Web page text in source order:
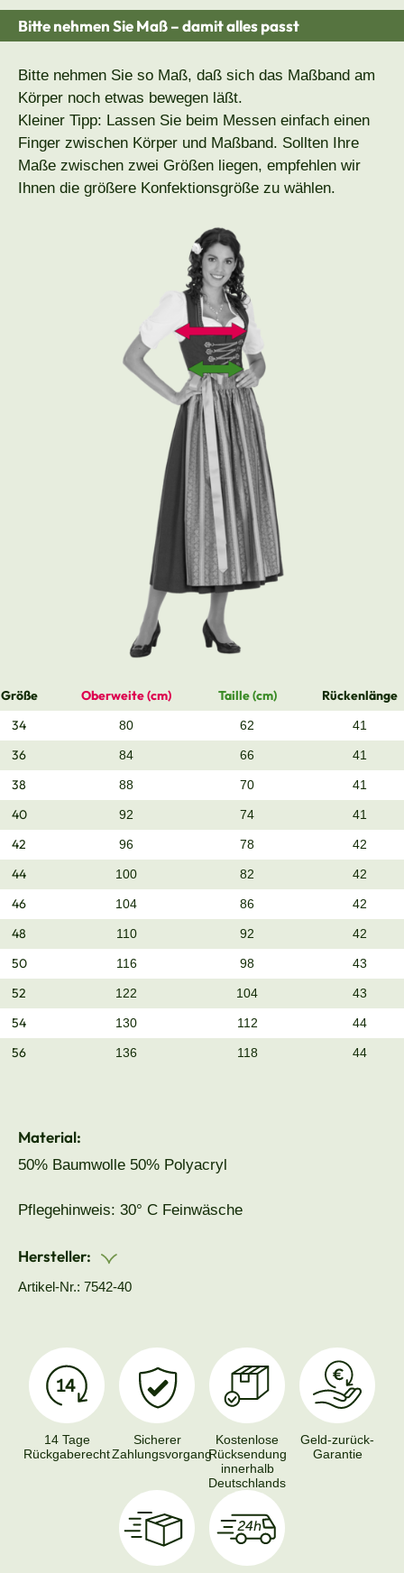
Bitte nehmen Sie Maß – damit alles passt
Bitte nehmen Sie so Maß, daß sich das Maßband am
Körper noch etwas bewegen läßt.
Kleiner Tipp: Lassen Sie beim Messen einfach einen
Finger zwischen Körper und Maßband. Sollten Ihre
Maße zwischen zwei Größen liegen, empfehlen wir
Ihnen die größere Konfektionsgröße zu wählen.
Größe Oberweite (cm) Taille (cm)
Rückenlänge
34
80 62 41
36 84 66 41
38 88 70 41
40 92 74 41
42 96 78 42
44 100 82 42
46 104 86 42
48 110 92 42
50 116 98 43
52 122 104 43
54 130 112 44
56 136 118 44
Material:
50% Baumwolle 50% Polyacryl
Pflegehinweis: 30° C Feinwäsche
Hersteller:
Artikel-Nr.: 7542-40
14 Tage
Rückgaberecht
Sicherer
Zahlungsvorgang
Kostenlose
Rücksendung
innerhalb
Deutschlands
Geld-zurück-
Garantie